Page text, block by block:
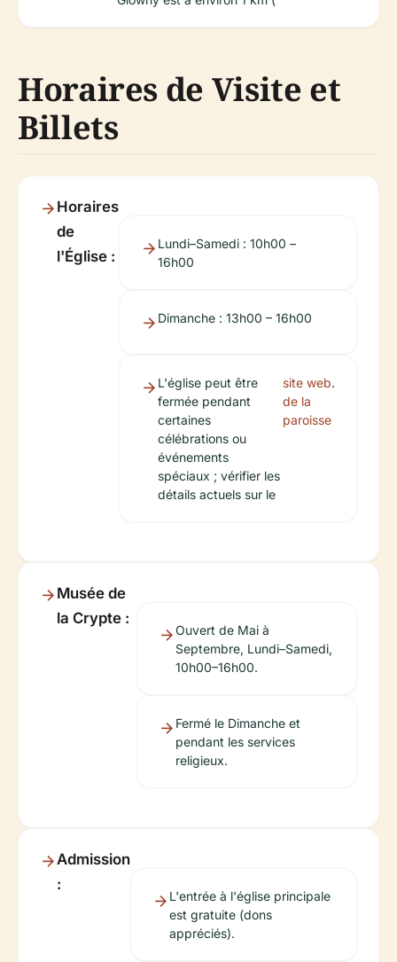
Horaires de Visite et
Billets
Horaires
de
l'Église :
Lundi–Samedi : 10h00 –
16h00
Dimanche : 13h00 – 16h00
L'église peut être
fermée pendant
certaines
célébrations ou
événements
spéciaux ; vérifier les
détails actuels sur le
site web
de la
paroisse
.
Musée de
la Crypte :
Ouvert de Mai à
Septembre, Lundi–Samedi,
10h00–16h00.
Fermé le Dimanche et
pendant les services
religieux.
Admission
:
L'entrée à l'église principale
est gratuite (dons
appréciés).